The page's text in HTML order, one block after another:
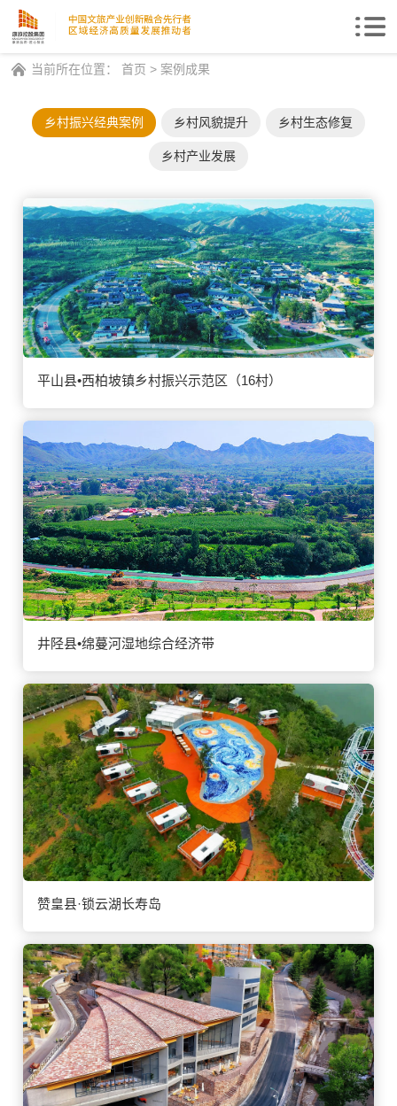
当前所在位置：
首页 >案例成果
乡村振兴经典案例 乡村风貌提升 乡村生态修复
乡村产业发展
平山县•西柏坡镇乡村振兴示范区（16村）
井陉县•绵蔓河湿地综合经济带
赞皇县·锁云湖长寿岛